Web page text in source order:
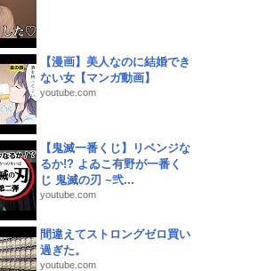
【漫画】美人なのに結婚でき
ない女【マンガ動画】
youtube.com
【鬼滅一番くじ】リベンジな
るか!? よゐこ有野が一番く
じ 鬼滅の刃 ~弐...
youtube.com
間違えてストロングゼロ買い
過ぎた。
youtube.com